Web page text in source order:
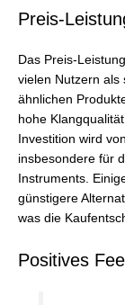
Preis-
Das Preis-
vielen Nutzern als
ähnlichen
hohe
Investition wird
insbesondere für
Instruments.
günstigere
was die
Positives